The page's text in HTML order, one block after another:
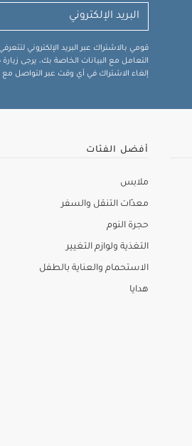
قومي بالاشتراك عبر البريد الإلكتروني
التعامل مع البيانات الخاصة بك، يرجى
إلغاء الاشتراك في أي وقت عبر التواصل مع
أفضل الفئات
ملابس
معدّات التنقل والسفر
حجرة النوم
التغذية ولوازم التغيير
الاستحمام والعناية بالطفل
هدايا